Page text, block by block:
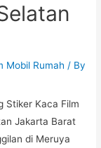
Mobil Rumah / By
Stiker Kaca Film
Jakarta Barat
di Meruya